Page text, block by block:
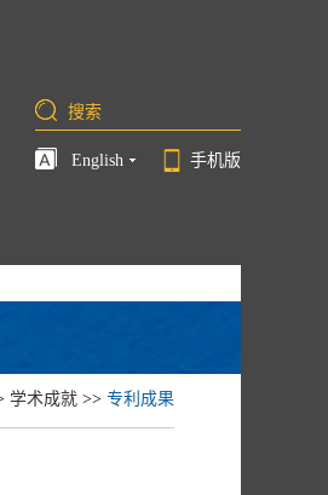
English 手机版
学术成就 >> 专利成果